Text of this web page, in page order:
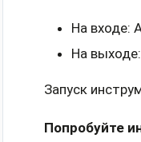
На входе:
На
Запуск
Попробуйте